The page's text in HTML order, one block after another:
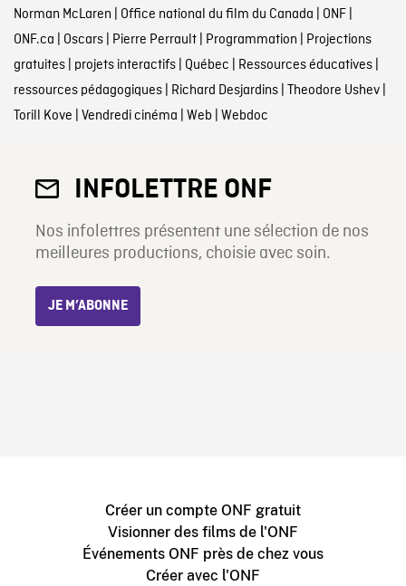
Norman McLaren | Office national du film du Canada | ONF|
ONF.ca | Oscars| Pierre Perrault| Programmation | Projections
gratuites| projets interactifs| Québec | Ressources éducatives|
ressources pédagogiques| Richard Desjardins| Theodore Ushev|
Torill Kove | Vendredi cinéma | Web | Webdoc
INFOLETTRE ONF
Nos infolettres présentent une sélection de nos
meilleures productions, choisie avec soin.
JE M’ABONNE
Créer un compte ONF gratuit
Visionner des films de l'ONF
Événements ONF près de chez vous
Créer avec l'ONF